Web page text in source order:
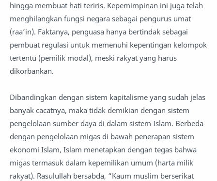
hingga membuat hati teriris. Kepemimpinan ini juga telah
menghilangkan fungsi negara sebagai pengurus umat
(raa’in). Faktanya, penguasa hanya bertindak sebagai
pembuat regulasi untuk memenuhi kepentingan kelompok
tertentu (pemilik modal), meski rakyat yang harus
dikorbankan.
Dibandingkan dengan sistem kapitalisme yang sudah jelas
banyak cacatnya, maka tidak demikian dengan sistem
pengelolaan sumber daya di dalam sistem Islam. Berbeda
dengan pengelolaan migas di bawah penerapan sistem
ekonomi Islam, Islam menetapkan dengan tegas bahwa
migas termasuk dalam kepemilikan umum (harta milik
rakyat). Rasulullah bersabda, “Kaum muslim berserikat